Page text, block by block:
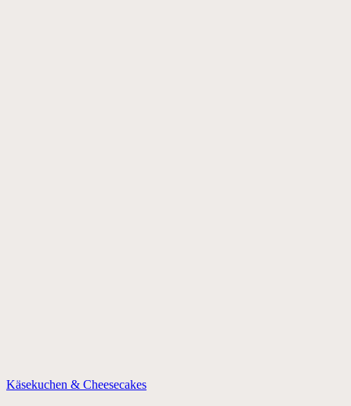
Käsekuchen & Cheesecakes